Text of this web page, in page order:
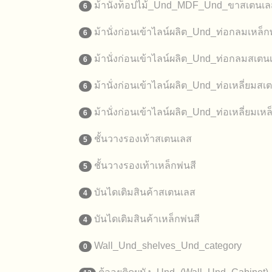
6 ม้านั่งท็อปไม้_Und_MDF_Und_ขาสเตนเ
6 ม้านั่งก่อนเข้าไลน์ผลิต_Und_ท่อกลมเหล็
6 ม้านั่งก่อนเข้าไลน์ผลิต_Und_ท่อกลมสเตน
6 ม้านั่งก่อนเข้าไลน์ผลิต_Und_ท่อเหลี่ยมสเ
6 ม้านั่งก่อนเข้าไลน์ผลิต_Und_ท่อเหลี่ยมเห
5 ชั้นวางรองเท้าสเตนเลส
5 ชั้นวางรองเท้าเหล็กพ่นสี
4 บันไดเติมสินค้าสเตนเลส
4 บันไดเติมสินค้าเหล็กพ่นสี
0 Wall_Und_shelves_Und_category